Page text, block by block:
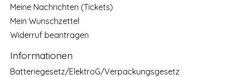
Meine Nachrichten (Tickets)
Mein Wunschzettel
Widerruf beantragen
Informationen
Batteriegesetz/ElektroG/Verpackungsgesetz